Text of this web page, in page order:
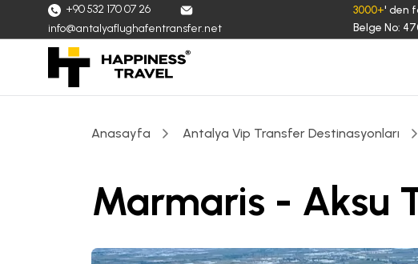
+90 532 170 07 26
info@antalyaflughafentransfer.net
3000+' den
Belge No:
Anasayfa Antalya Vip Transfer Destinasyonları
Marmaris - Aksu